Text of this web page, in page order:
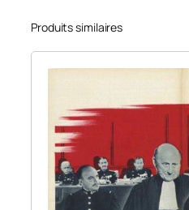
Produits similaires